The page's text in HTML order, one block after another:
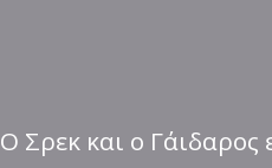
Ο Σρεκ και ο Γάιδαρος